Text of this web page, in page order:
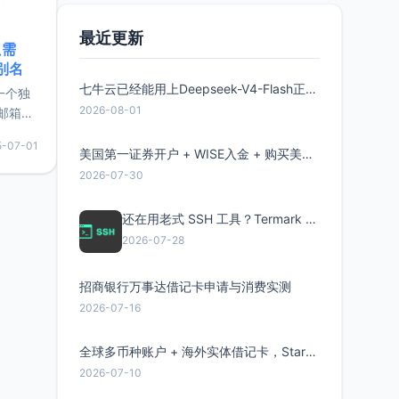
名
个独
箱等
较有
惠的
07-01
最近更新
七牛云已经能用上Deepseek-V4-Flash正式版了，点此领取300万Token
2026-08-01
美国第一证券开户 + WISE入金 + 购买美股全流程分享
2026-07-30
还在用老式 SSH 工具？Termark 新一代跨平台智能SSH客户端了解一下
2026-07-28
招商银行万事达借记卡申请与消费实测
2026-07-16
全球多币种账户 + 海外实体借记卡，Starryblu开户教程与注意事项
2026-07-10